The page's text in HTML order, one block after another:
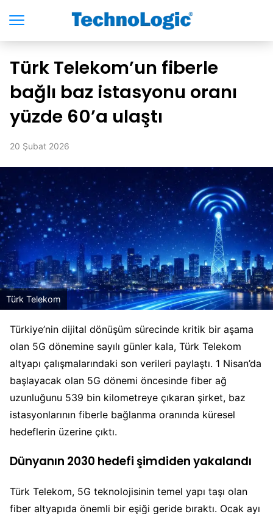
Türk Telekom’un fiberle
bağlı baz istasyonu oranı
yüzde 60’a ulaştı
20 Şubat 2026
Türk Telekom
Türkiye’nin dijital dönüşüm sürecinde kritik bir aşama
olan 5G dönemine sayılı günler kala, Türk Telekom
altyapı çalışmalarındaki son verileri paylaştı. 1 Nisan’da
başlayacak olan 5G dönemi öncesinde fiber ağ
uzunluğunu 539 bin kilometreye çıkaran şirket, baz
istasyonlarının fiberle bağlanma oranında küresel
hedeflerin üzerine çıktı.
Dünyanın 2030 hedefi şimdiden yakalandı
Türk Telekom, 5G teknolojisinin temel yapı taşı olan
fiber altyapıda önemli bir eşiği geride bıraktı. Ocak ayı